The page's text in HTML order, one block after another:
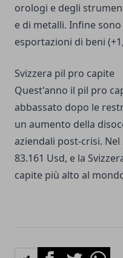
orologi e degli
e di metalli. Infine
esportazioni di beni
Svizzera pil pro capite
Quest'anno il pil pro
abbassato dopo le
un aumento della
aziendali post-crisi.
83.161 Usd, e la
capite più alto al
FacebookTwitter